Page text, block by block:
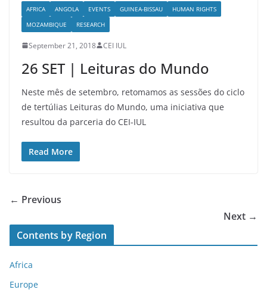
AFRICA ANGOLA EVENTS GUINEA-BISSAU
HUMAN RIGHTS
MOZAMBIQUE
RESEARCH
September 21, 2018 CEI IUL
26 SET | Leituras do Mundo
Neste mês de setembro, retomamos as sessões do ciclo
de tertúlias Leituras do Mundo, uma iniciativa que
resultou da parceria do CEI-IUL
Read More
← Previous
Next →
Contents by Region
Africa
Europe